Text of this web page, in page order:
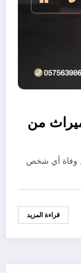
من
وفاة أي شخص
قراءة المزيد